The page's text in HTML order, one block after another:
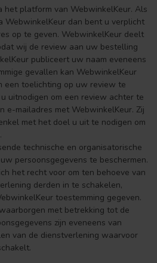
het platform van WebwinkelKeur. Als
WebwinkelKeur dan bent u verplicht
op te geven. WebwinkelKeur deelt
wij de review aan uw bestelling
publiceert uw naam eveneens
gevallen kan WebwinkelKeur
een toelichting op uw review te
uitnodigen om een review achter te
e-mailadres met WebwinkelKeur. Zij
met het doel u uit te nodigen om
technische en organisatorische
persoonsgegevens te beschermen.
het recht voor om ten behoeve van
derden in te schakelen,
toestemming gegeven.
met betrekking tot de
zijn eveneens van
van de dienstverlening waarvoor